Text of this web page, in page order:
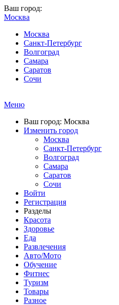
Ваш город:
Москва
Москва
Санкт-Петербург
Волгоград
Самара
Саратов
Сочи
Меню
Ваш город: Москва
Изменить город
Москва
Санкт-Петербург
Волгоград
Самара
Саратов
Сочи
Войти
Регистрация
Разделы
Красота
Здоровье
Еда
Развлечения
Авто/Мото
Обучение
Фитнес
Туризм
Товары
Разное